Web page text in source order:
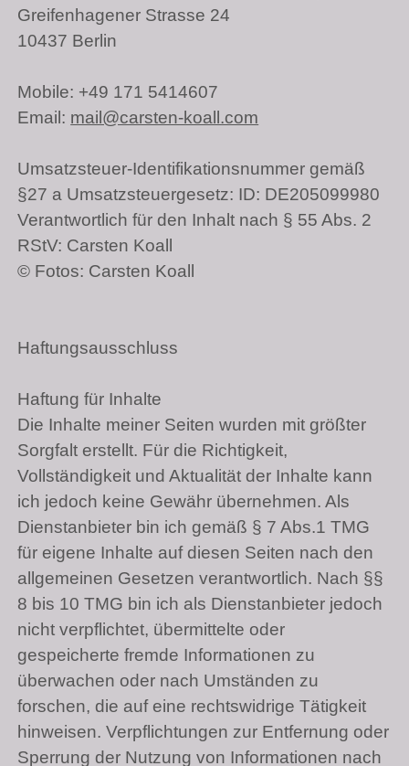
Greifenhagener Strasse 24
10437 Berlin
Mobile: +49 171 5414607
Email: mail@carsten-koall.com
Umsatzsteuer-Identifikationsnummer gemäß
§27 a Umsatzsteuergesetz: ID: DE205099980
Verantwortlich für den Inhalt nach § 55 Abs. 2
RStV: Carsten Koall
© Fotos: Carsten Koall
Haftungsausschluss
Haftung für Inhalte
Die Inhalte meiner Seiten wurden mit größter
Sorgfalt erstellt. Für die Richtigkeit,
Vollständigkeit und Aktualität der Inhalte kann
ich jedoch keine Gewähr übernehmen. Als
Dienstanbieter bin ich gemäß § 7 Abs.1TMG
für eigene Inhalte auf diesen Seiten nach den
allgemeinen Gesetzen verantwortlich. Nach §§
8 bis 10TMG bin ich als Dienstanbieter jedoch
nicht verpflichtet, übermittelte oder
gespeicherte fremde Informationen zu
überwachen oder nach Umständen zu
forschen, die auf eine rechtswidrige Tätigkeit
hinweisen. Verpflichtungen zur Entfernung oder
Sperrung der Nutzung von Informationen nach